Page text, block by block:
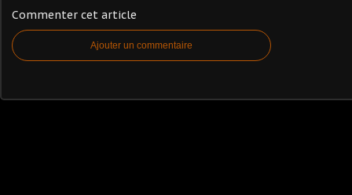
Commenter cet article
Ajouter un commentaire